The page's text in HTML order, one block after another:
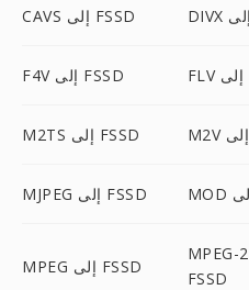
CAVS إلى FSSD
F4V إلى FSSD
M2TS إلى FSSD
MJPEG إلى FSSD
MPEG إلى FSSD
MPEG-2 إلى
FSSD